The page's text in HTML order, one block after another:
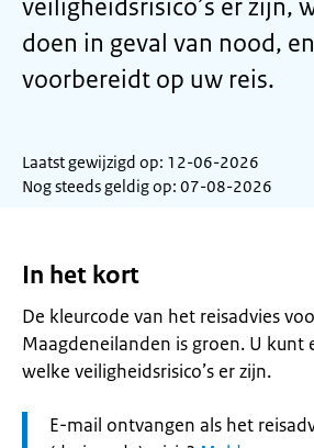
veiligheidsrisico’s er zijn,
doen in geval van nood,
voorbereidt op uw reis.
Laatst gewijzigd op: 12-06-2026
Nog steeds geldig op: 07-08-2026
In het kort
De kleurcode van het reisadvies
Maagdeneilanden is groen. U kunt
welke veiligheidsrisico’s er zijn.
Let
E-mail ontvangen als het